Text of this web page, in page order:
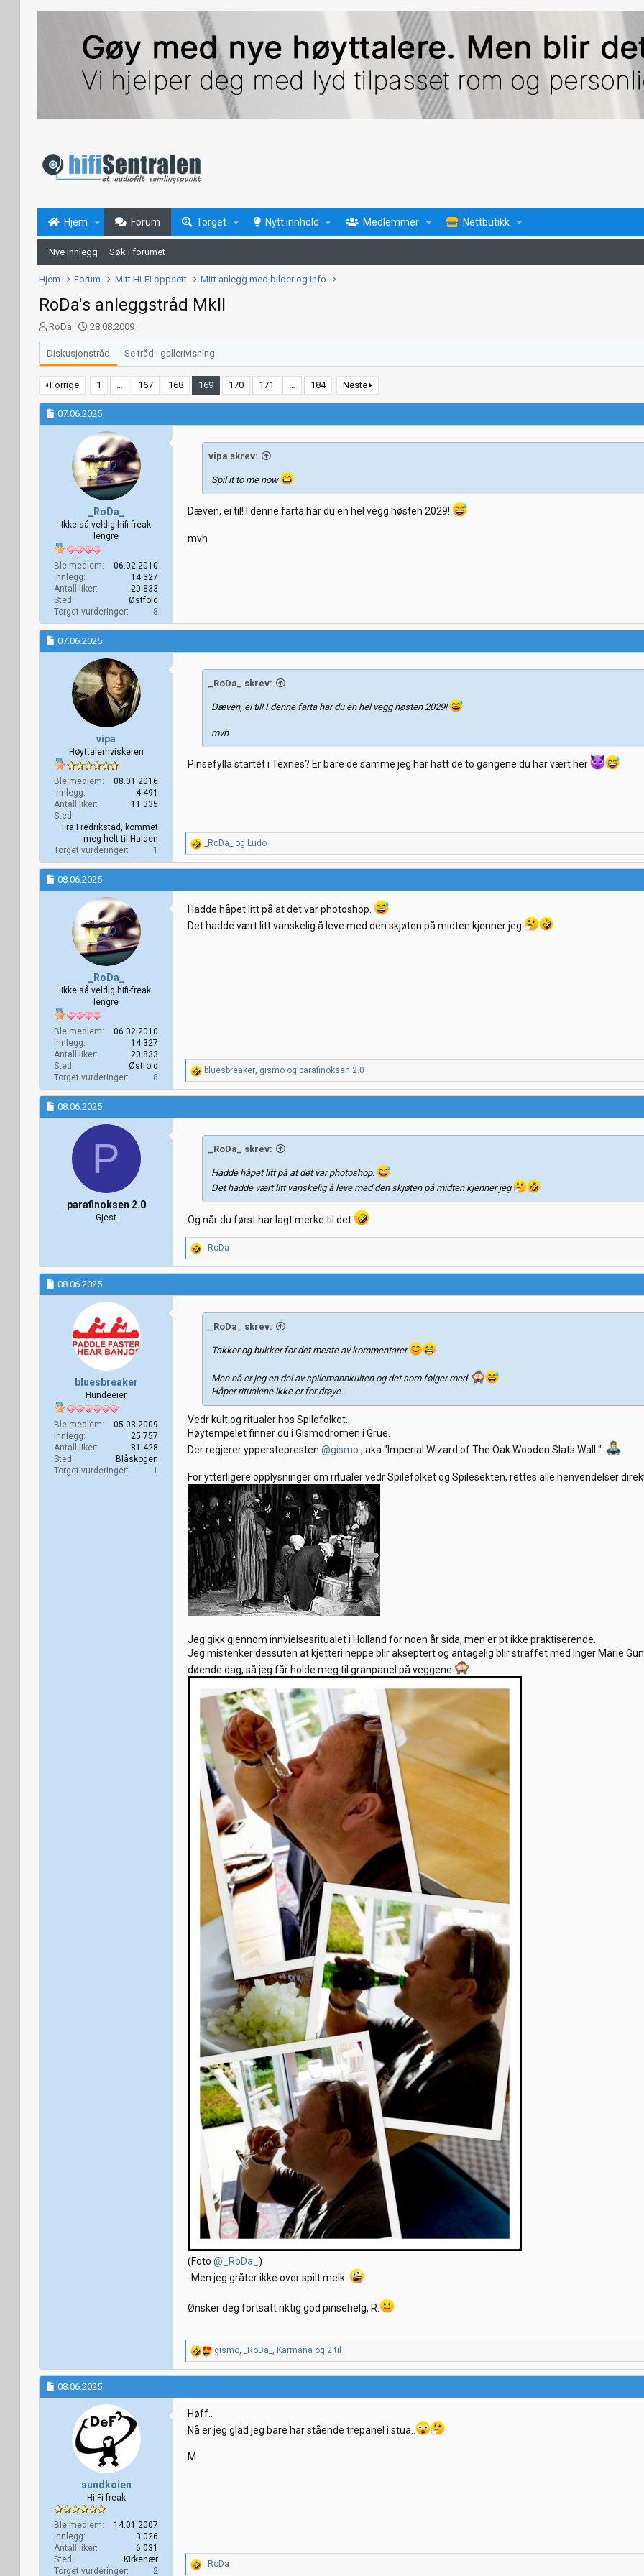
Hjem Forum Torget Nytt innhold Medlemmer Nettbutikk
Nye innlegg Søk i forumet
Hjem Forum Mitt Hi-Fi oppsett Mitt anlegg med bilder og info
RoDa's anleggstråd MkII
T
r
å
d
s
t
a
r
RoDa
S
t
a
r
t
a
t
28.08.2009
Diskusjonstråd Se tråd i gallerivisning
Forrige 1 … 167 168 169 170 171 … 184 Neste
07.06.2025
_RoDa_
Ikke så veldig hifi-freak
lengre
Ble medlem
06.02.2010
Innlegg
14.327
Antall liker
20.833
Sted
Østfold
Torget vurderinger
8
vipa skrev:
Spil it to me now
Dæven, ei til! I denne farta har du en hel vegg høsten 2029!
mvh
07.06.2025
vipa
Høyttalerhviskeren
Ble medlem
08.01.2016
Innlegg
4.491
Antall liker
11.335
Sted
Fra Fredrikstad, kommet
meg helt til Halden
Torget vurderinger
1
_RoDa_ skrev:
Dæven, ei til! I denne farta har du en hel vegg høsten 2029!
mvh
Pinsefylla startet i Texnes? Er bare de samme jeg har hatt de to gangene du har vært her
R
e
a
s
o
n
_RoDa_ og Ludo
08.06.2025
_RoDa_
Ikke så veldig hifi-freak
lengre
Ble medlem
06.02.2010
Innlegg
14.327
Antall liker
20.833
Sted
Østfold
Torget vurderinger
8
Hadde håpet litt på at det var photoshop.
Det hadde vært litt vanskelig å leve med den skjøten på midten kjenner jeg
R
e
a
s
o
bluesbreaker, gismo og parafinoksen 2.0
08.06.2025
P
parafinoksen 2.0
Gjest
_RoDa_ skrev:
Hadde håpet litt på at det var photoshop.
Det hadde vært litt vanskelig å leve med den skjøten på midten kjenner jeg
Og når du først har lagt merke til det
R
e
a
s
o
_RoDa_
08.06.2025
bluesbreaker
Hundeeier
Ble medlem
05.03.2009
Innlegg
25.757
Antall liker
81.428
Sted
Blåskogen
Torget vurderinger
1
_RoDa_ skrev:
Takker og bukker for det meste av kommentarer
Men nå er jeg en del av spilemannkulten og det som følger med.
Håper ritualene ikke er for drøye.
Vedr kult og ritualer hos Spilefolket.
Høytempelet finner du i Gismodromen i Grue.
Der regjerer ypperstepresten @gismo , aka "Imperial Wizard of The Oak Wooden Slats Wall ".
For ytterligere opplysninger om ritualer vedr Spilefolket og Spilesekten, rettes alle henvendelser
Jeg gikk gjennom innvielsesritualet i Holland for noen år sida, men er pt ikke praktiserende.
Jeg mistenker dessuten at kjetteri neppe blir akseptert og antagelig blir straffet med Inger Marie
døende dag, så jeg får holde meg til granpanel på veggene.
(Foto @_RoDa_ )
-Men jeg gråter ikke over spilt melk.
Ønsker deg fortsatt riktig god pinsehelg, R.
R
e
a
s
n
gismo, _RoDa_ , Karmana og 2 til
08.06.2025
sundkoien
Hi-Fi freak
Ble medlem
14.01.2007
Innlegg
3.026
Antall liker
6.031
Sted
Kirkenær
Torget vurderinger
2
Høff..
Nå er jeg glad jeg bare har stående trepanel i stua..
M
R_RoDa_